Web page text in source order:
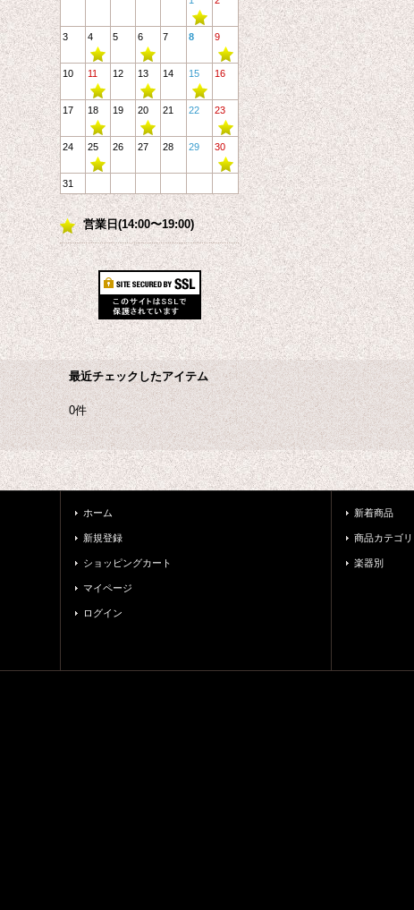
3 4 5 6 7 8 9
10 11 12 13 14 15 16
17 18 19 20 21 22 23
24 25 26 27 28 29 30
31
営業日(14:00〜19:00)
最近チェックしたアイテム
0件
ホーム
新規登録
ショッピングカート
マイページ
ログイン
新着商品
商品カテゴリ
楽器別